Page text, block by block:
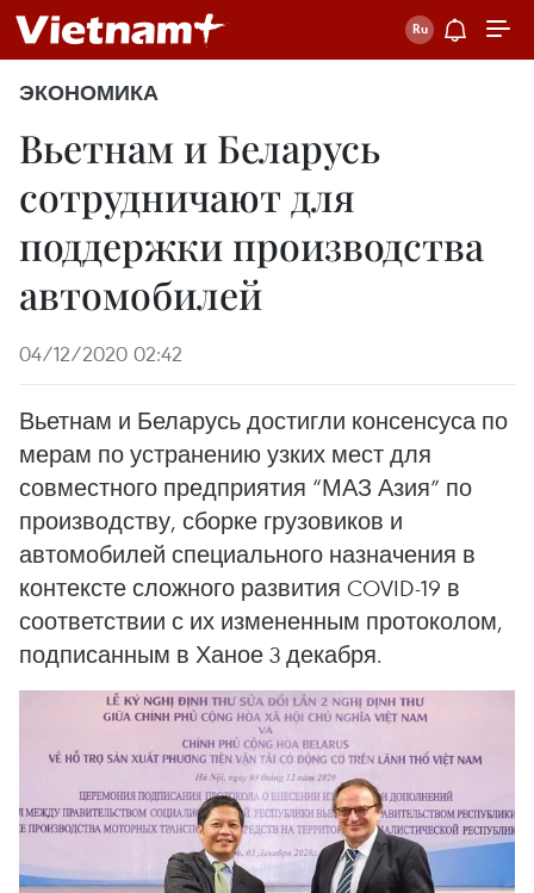
ЭКОНОМИКА
Вьетнам и Беларусь
сотрудничают для
поддержки производства
автомобилей
04/12/2020 02:42
Вьетнам и Беларусь достигли консенсуса по
мерам по устранению узких мест для
совместного предприятия “МАЗ Азия” по
производству, сборке грузовиков и
автомобилей специального назначения в
контексте сложного развития COVID-19 в
соответствии с их измененным протоколом,
подписанным в Ханое 3 декабря.